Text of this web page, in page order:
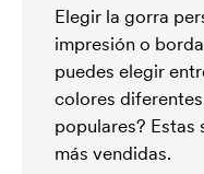
Elegir la gorra
impresión o
puedes elegir
colores
populares? Estas
más vendidas.